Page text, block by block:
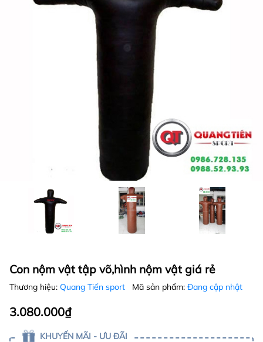
Con nộm vật tập võ,hình nộm vật giá rẻ
Thương hiệu: Quang Tiến sport Mã sản phẩm: Đang cập nhật
3.080.000₫
KHUYẾN MÃI - ƯU ĐÃI